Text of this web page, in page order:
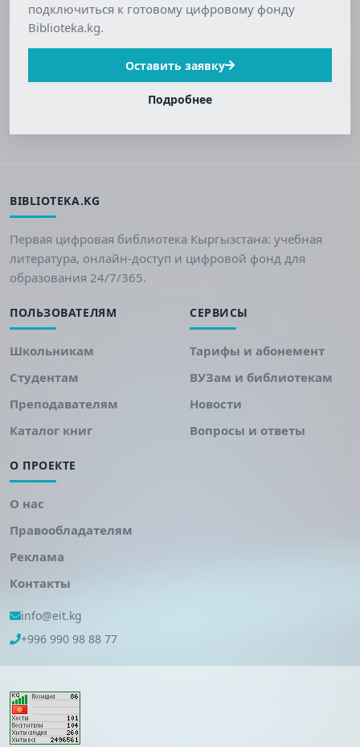
подключиться к готовому цифровому фонду
Biblioteka.kg.
Оставить заявку
Подробнее
BIBLIOTEKA.KG
Первая цифровая библиотека Кыргызстана: учебная
литература, онлайн-доступ и цифровой фонд для
образования 24/7/365.
ПОЛЬЗОВАТЕЛЯМ
Школьникам
Студентам
Преподавателям
Каталог книг
СЕРВИСЫ
Тарифы и абонемент
ВУЗам и библиотекам
Новости
Вопросы и ответы
О ПРОЕКТЕ
О нас
Правообладателям
Реклама
Контакты
info@eit.kg
+996 990 98 88 77